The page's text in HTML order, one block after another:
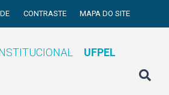
CONTRASTE MAPA DO SITE
UFPEL